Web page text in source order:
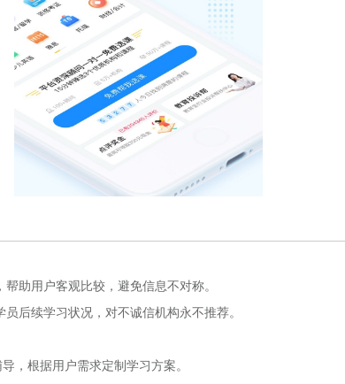
助用户客观比较，避免信息不对称。
后续学习状况，对不诚信机构永不推荐。
，根据用户需求定制学习方案。